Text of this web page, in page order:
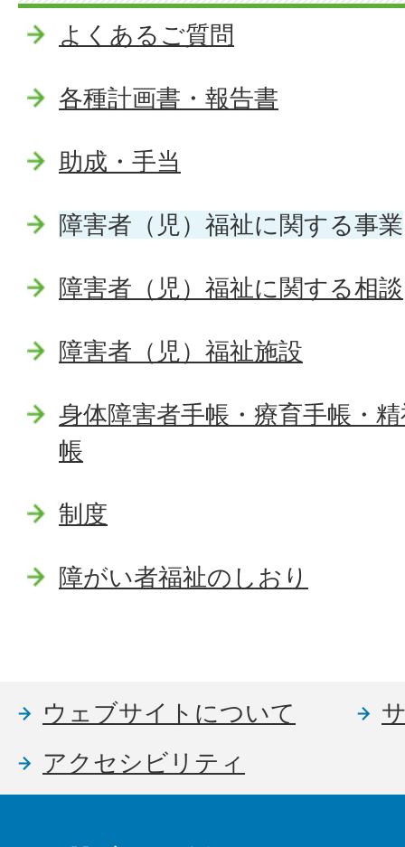
よくあるご質問
各種計画書・報告書
助成・手当
障害者（児）福祉に関する事業
障害者（児）福祉に関する相談
障害者（児）福祉施設
身体障害者手帳・療育手帳・
帳
制度
障がい者福祉のしおり
ウェブサイトについて
アクセシビリティ